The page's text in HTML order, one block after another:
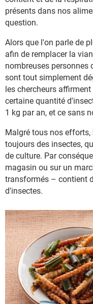
présents dans nos
question.
Alors que l'on parle de
afin de remplacer la
nombreuses personnes
sont tout simplement
les chercheurs
certaine quantité
1 kg par an, et ce sans
Malgré tous nos
toujours des insectes,
de culture. Par
magasin ou sur un
transformés – contient
d'insectes.